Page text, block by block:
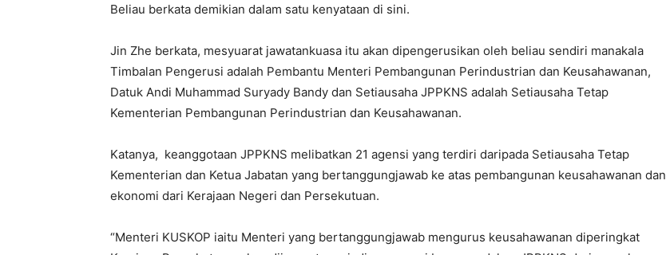
Beliau berkata demikian dalam satu kenyataan di sini.
Jin Zhe berkata, mesyuarat jawatankuasa itu akan dipengerusikan oleh beliau sendiri manakala
Timbalan Pengerusi adalah Pembantu Menteri Pembangunan Perindustrian dan Keusahawanan,
Datuk Andi Muhammad Suryady Bandy dan Setiausaha JPPKNS adalah Setiausaha Tetap
Kementerian Pembangunan Perindustrian dan Keusahawanan.
Katanya, keanggotaan JPPKNS melibatkan 21 agensi yang terdiri daripada Setiausaha Tetap
Kementerian dan Ketua Jabatan yang bertanggungjawab ke atas pembangunan keusahawanan dan
ekonomi dari Kerajaan Negeri dan Persekutuan.
“Menteri KUSKOP iaitu Menteri yang bertanggungjawab mengurus keusahawanan diperingkat